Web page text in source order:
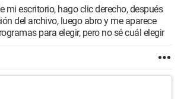
mi escritorio, hago clic derecho, después
del archivo, luego abro y me aparece
para elegir, pero no sé cuál elegir